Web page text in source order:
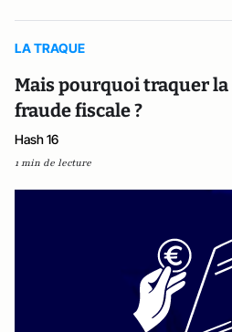
LA TRAQUE
Mais pourquoi traquer la
fraude fiscale ?
Hash 16
1 min de lecture